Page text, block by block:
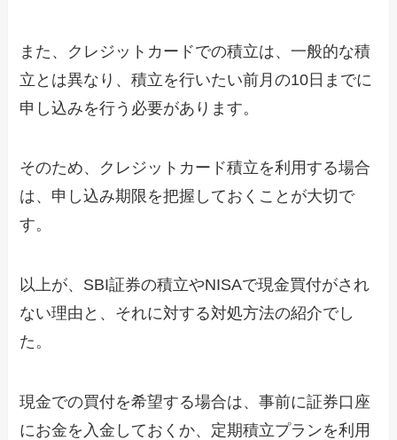
また、クレジットカードでの積立は、一般的な積
立とは異なり、積立を行いたい前月の10日までに
申し込みを行う必要があります。
そのため、クレジットカード積立を利用する場合
は、申し込み期限を把握しておくことが大切で
す。
以上が、SBI証券の積立やNISAで現金買付がされ
ない理由と、それに対する対処方法の紹介でし
た。
現金での買付を希望する場合は、事前に証券口座
にお金を入金しておくか、定期積立プランを利用